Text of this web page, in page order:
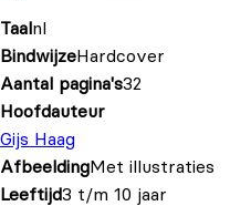
Taalnl
BindwijzeHardcover
Aantal pagina's32
Hoofdauteur
Gijs Haag
AfbeeldingMet illustraties
Leeftijd3 t/m 10 jaar